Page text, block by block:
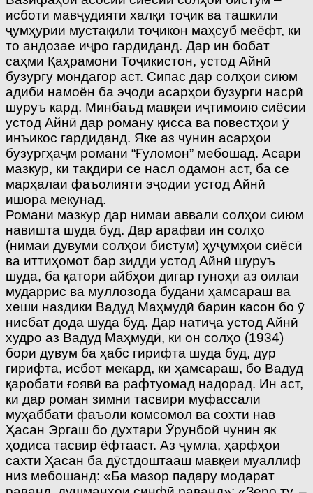
исботи мавҷудияти халқи тоҷик ва ташкили
ҷумҳурии мустақили тоҷикон маҳсуб меёфт, ки
то андозае иҷро гардиданд. Дар ин бобат
саҳми Қаҳрамони Тоҷикистон, устод Айнӣ
бузургу мондагор аст. Сипас дар солҳои сиюм
адиби намоён ба эҷоди асарҳои бузурги насрӣ
шуруъ кард. Минбаъд мавқеи иҷтимоию сиёсии
устод Айнӣ дар роману қисса ва повестҳои ӯ
инъикос гардиданд. Яке аз чунин асарҳои
бузургҳаҷм романи “Ғуломон” мебошад. Асари
мазкур, ки тақдири се насл одамон аст, ба се
марҳалаи фаъолияти эҷодии устод Айнӣ
ишора мекунад.
Романи мазкур дар нимаи аввали солҳои сиюм
навишта шуда буд. Дар арафаи ин солҳо
(нимаи дувуми солҳои бистум) ҳуҷумҳои сиёсӣ
ва иттиҳомот бар зидди устод Айнӣ шуруъ
шуда, ба қатори айбҳои дигар гуноҳи аз оилаи
мударрис ва муллозода будани ҳамсараш ва
хеши наздики Вадуд Маҳмудӣ барин касон бо ӯ
нисбат дода шуда буд. Дар натиҷа устод Айнӣ
худро аз Вадуд Маҳмудӣ, ки он солҳо (1934)
бори дувум ба ҳабс гирифта шуда буд, дур
гирифта, исбот мекард, ки ҳамсараш, бо Вадуд
қаробати ғоявӣ ва рафтуомад надорад. Ин аст,
ки дар роман зимни тасвири муфассали
муҳаббати фаъоли комсомол ва сохти нав
Ҳасан Эргаш бо духтари Ӯрунбой чунин як
ҳодиса тасвир ёфтааст. Аз ҷумла, ҳарфҳои
сахти Ҳасан ба дӯстдоштааш мавқеи муаллиф
низ мебошанд: «Ба мазор падару модарат